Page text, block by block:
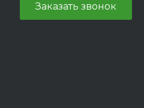
Заказать звонок